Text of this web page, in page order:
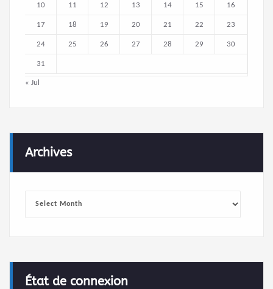
10 11 12 13 14 15 16
17 18 19 20 21 22 23
24 25 26 27 28 29 30
31
« Jul
Archives
État de connexion